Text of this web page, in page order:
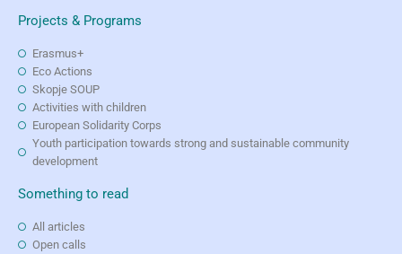
Projects & Programs
Erasmus+
Eco Actions
Skopje SOUP
Activities with children
European Solidarity Corps
Youth participation towards strong and sustainable community
development
Something to read
All articles
Open calls